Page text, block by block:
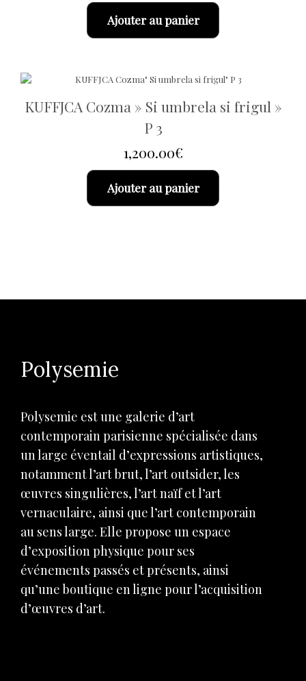
Ajouter au panier
KUFFJCA Cozma » Si umbrela si frigul »
P 3
1,200.00€
Ajouter au panier
Polysemie
Polysemie est une galerie d’art
contemporain parisienne spécialisée dans
un large éventail d’expressions artistiques,
notamment l’art brut, l’art outsider, les
œuvres singulières, l’art naïf et l’art
vernaculaire, ainsi que l’art contemporain
au sens large. Elle propose un espace
d’exposition physique pour ses
événements passés et présents, ainsi
qu’une boutique en ligne pour l’acquisition
d’œuvres d’art.